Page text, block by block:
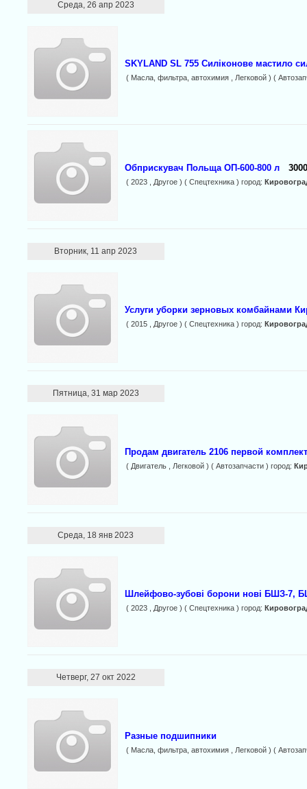
Среда, 26 апр 2023
SKYLAND SL 755 Силіконове мастило
( Масла, фильтра, автохимия , Легковой ) (
Обприскувач Польща ОП-600-800 л
( 2023 , Другое ) ( Спецтехника ) город:
Вторник, 11 апр 2023
Услуги уборки зерновых комбайнами
( 2015 , Другое ) ( Спецтехника ) город:
Пятница, 31 мар 2023
Продам двигатель 2106 первой
( Двигатель , Легковой ) ( Автозапчасти ) город:
Среда, 18 янв 2023
Шлейфово-зубові борони нові БШЗ-7,
( 2023 , Другое ) ( Спецтехника ) город:
Четверг, 27 окт 2022
Разные подшипники
( Масла, фильтра, автохимия , Легковой ) (